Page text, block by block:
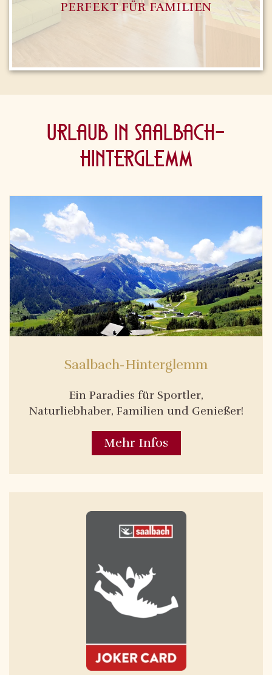
PERFEKT FÜR FAMILIEN
Urlaub in Saalbach-
Hinterglemm
Saalbach-Hinterglemm
Ein Paradies für Sportler,
Naturliebhaber, Familien und Genießer!
Mehr Infos